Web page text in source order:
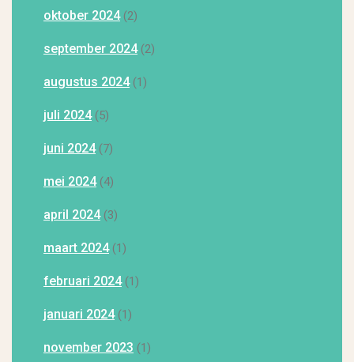
oktober 2024(2)
september 2024(2)
augustus 2024(1)
juli 2024(5)
juni 2024(7)
mei 2024(4)
april 2024(3)
maart 2024(1)
februari 2024(1)
januari 2024(1)
november 2023 (1)